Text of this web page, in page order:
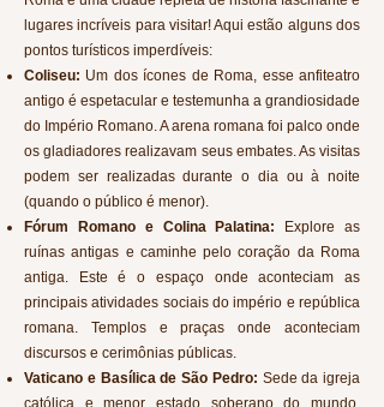
lugares incríveis para visitar! Aqui estão alguns dos
pontos turísticos imperdíveis:
Coliseu: Um dos ícones de Roma, esse anfiteatro
antigo é espetacular e testemunha a grandiosidade
do Império Romano. A arena romana foi palco onde
os gladiadores realizavam seus embates. As visitas
podem ser realizadas durante o dia ou à noite
(quando o público é menor).
Fórum Romano e Colina Palatina:
Explore as
ruínas antigas e caminhe pelo coração da Roma
antiga. Este é o espaço onde aconteciam as
principais atividades sociais do império e república
romana. Templos e praças onde aconteciam
discursos e cerimônias públicas.
Vaticano e Basílica de São Pedro: Sede da igreja
católica e menor estado soberano do mundo,